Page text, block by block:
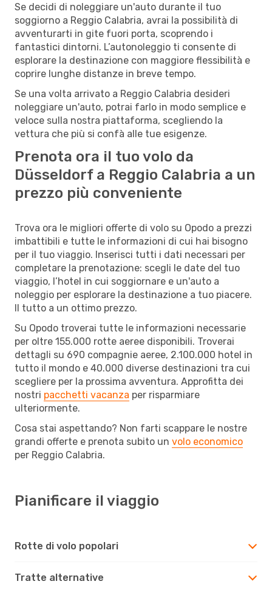
Se decidi di noleggiare un'auto durante il tuo
soggiorno a Reggio Calabria, avrai la possibilità di
avventurarti in gite fuori porta, scoprendo i
fantastici dintorni. L’autonoleggio ti consente di
esplorare la destinazione con maggiore flessibilità e
coprire lunghe distanze in breve tempo.
Se una volta arrivato a Reggio Calabria desideri
noleggiare un'auto, potrai farlo in modo semplice e
veloce sulla nostra piattaforma, scegliendo la
vettura che più si confà alle tue esigenze.
Prenota ora il tuo volo da
Düsseldorf a Reggio Calabria a un
prezzo più conveniente
Trova ora le migliori offerte di volo su Opodo a prezzi
imbattibili e tutte le informazioni di cui hai bisogno
per il tuo viaggio. Inserisci tutti i dati necessari per
completare la prenotazione: scegli le date del tuo
viaggio, l’hotel in cui soggiornare e un'auto a
noleggio per esplorare la destinazione a tuo piacere.
Il tutto a un ottimo prezzo.
Su Opodo troverai tutte le informazioni necessarie
per oltre 155.000 rotte aeree disponibili. Troverai
dettagli su 690 compagnie aeree, 2.100.000 hotel in
tutto il mondo e 40.000 diverse destinazioni tra cui
scegliere per la prossima avventura. Approfitta dei
nostri pacchetti vacanza per risparmiare
ulteriormente.
Cosa stai aspettando? Non farti scappare le nostre
grandi offerte e prenota subito un volo economico
per Reggio Calabria.
Pianificare il viaggio
Rotte di volo popolari
Tratte alternative